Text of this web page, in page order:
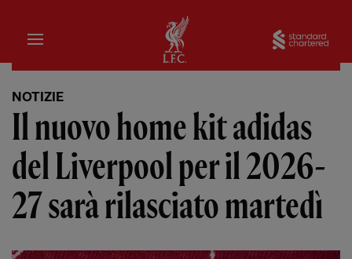
Iniziale
NOTIZIE
Il nuovo home kit adidas
del Liverpool per il 2026-
27 sarà rilasciato martedì